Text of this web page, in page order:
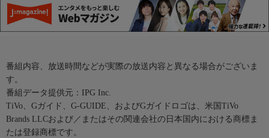
番組内容、放送時間などが実際の放送内容と異なる場合がございま
す。
番組データ提供元：IPG Inc.
TiVo、Gガイド、G-GUIDE、およびGガイドロゴは、米国TiVo
Brands LLCおよび／またはその関連会社の日本国内における商標ま
たは登録商標です。